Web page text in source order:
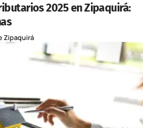
2025 en Zipaquirá:
Zipaquirá